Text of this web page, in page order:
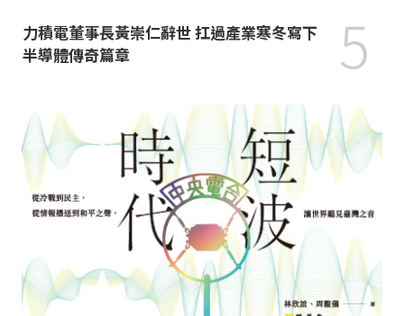
力積電董事長黃崇仁辭世 扛過產業寒冬寫下
半導體傳奇篇章
5